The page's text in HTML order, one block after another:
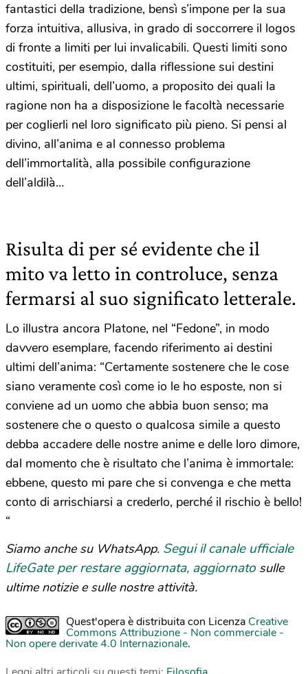
fantastici della tradizione, bensì s’impone per la sua
forza intuitiva, allusiva, in grado di soccorrere il logos
di fronte a limiti per lui invalicabili. Questi limiti sono
costituiti, per esempio, dalla riflessione sui destini
ultimi, spirituali, dell’uomo, a proposito dei quali la
ragione non ha a disposizione le facoltà necessarie
per coglierli nel loro significato più pieno. Si pensi al
divino, all’anima e al connesso problema
dell’immortalità, alla possibile configurazione
dell’aldilà…
Risulta di per sé evidente che il
mito va letto in controluce, senza
fermarsi al suo significato letterale.
Lo illustra ancora Platone, nel “Fedone”, in modo
davvero esemplare, facendo riferimento ai destini
ultimi dell’anima: “Certamente sostenere che le cose
siano veramente così come io le ho esposte, non si
conviene ad un uomo che abbia buon senso; ma
sostenere che o questo o qualcosa simile a questo
debba accadere delle nostre anime e delle loro dimore,
dal momento che è risultato che l’anima è immortale:
ebbene, questo mi pare che si convenga e che metta
conto di arrischiarsi a crederlo, perché il rischio è bello!
“
Siamo anche su WhatsApp. Segui il canale ufficiale
LifeGate per restare aggiornata, aggiornato sulle
ultime notizie e sulle nostre attività.
Quest'opera è distribuita con Licenza Creative
Commons Attribuzione - Non commerciale -
Non opere derivate 4.0 Internazionale.